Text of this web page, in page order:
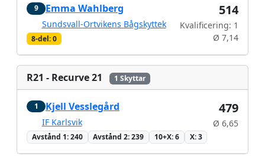
9 Emma Wahlberg
Sundsvall-Ortvikens Bågskyttek
8-del: 0
514
Kvalificering: 1
Ø 7,14
R21 - Recurve 21 1 Skyttar
1 Kjell Vesslegård
IF Karlsvik
Avstånd 1: 240 Avstånd 2: 239 10+X: 6 X: 3
479
Ø 6,65